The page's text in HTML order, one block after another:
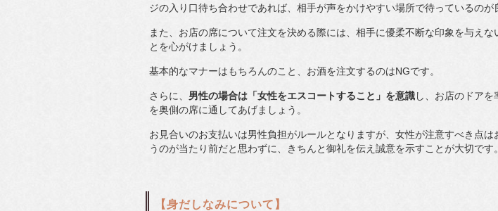
ジの入り口待ち合わせであれば、相手が声をかけやすい場所で待っているのが
また、お店の席について注文を決める際には、相手に優柔不断な印象を与えな
とを心がけましょう。
基本的なマナーはもちろんのこと、お酒を注文するのはNGです。
さらに、 男性の場合は「女性をエスコートすること」を意識 し、お店のドア
を奥側の席に通してあげましょう。
お見合いのお支払いは男性負担がルールとなりますが、女性が注意すべき点
うのが当たり前だと思わずに、きちんと御礼を伝え誠意を示すことが大切です。
【身だしなみについて】